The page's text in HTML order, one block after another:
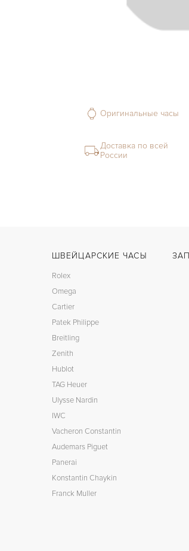
Оригинальные часы
Доставка по всей
России
ШВЕЙЦАРСКИЕ ЧАСЫ
Rolex
Omega
Cartier
Patek Philippe
Breitling
Zenith
Hublot
TAG Heuer
Ulysse Nardin
IWC
Vacheron Constantin
Audemars Piguet
Panerai
Konstantin Chaykin
Franck Muller